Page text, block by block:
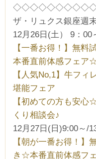
ザ・リュクス銀座週
12月26日(土） 9：00
【一番お得！】無
本番直前体感フェア
【人気No,1】牛フィ
堪能フェア
【初めての方も安
くり相談会♪
12月27日(日)9:00～/
【朝が一番お得！】
き☆本番直前体感フ